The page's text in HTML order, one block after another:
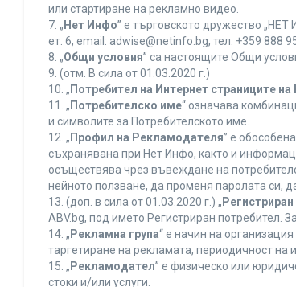
или стартиране на рекламно видео.
7. „ Нет Инфо” е търговското дружество
ет. 6, еmail: adwise@netinfo.bg, тел: +359 888
8. „Общи условия” са настоящите Общи
9. (отм. В сила от 01.03.2020 г.)
10. „ Потребител на Интернет страниците
11. „ Потребителско име“ означава
и символите за Потребителското име.
12. „ Профил на Рекламодателя” е
съхранявана при Нет Инфо, както и
осъществява чрез въвеждане на
нейното ползване, да променя паролата си,
13. (доп. в сила от 01.03.2020 г.) „
ABV.bg, под името Регистриран потребител.
14. „ Рекламна група“ е начин на
таргетиране на рекламата, периодичност на
15. „ Рекламодател” е физическо или
стоки и/или услуги.